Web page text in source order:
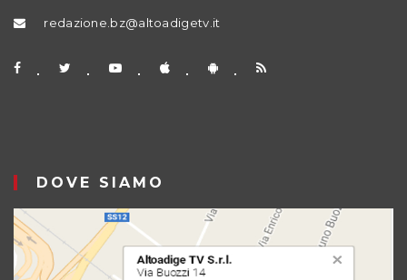
redazione.bz@altoadigetv.it
DOVE SIAMO